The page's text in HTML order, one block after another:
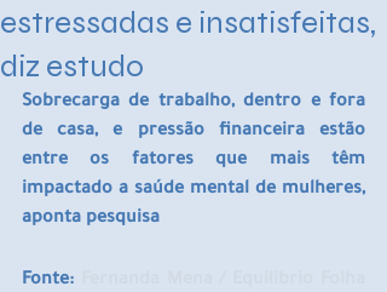
estressadas e insatisfeitas,
diz estudo
Sobrecarga de trabalho, dentro e fora
de casa, e pressão financeira estão
entre os fatores que mais têm
impactado a saúde mental de mulheres,
aponta pesquisa
Fonte: